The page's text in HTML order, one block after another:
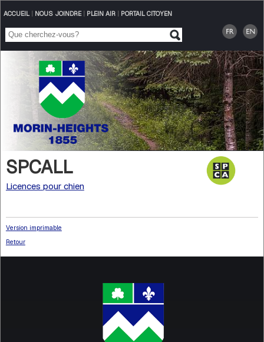
ACCUEIL| NOUS JOINDRE| PLEIN AIR| PORTAIL CITOYEN
SPCALL
Licences pour chien
Version imprimable
Retour